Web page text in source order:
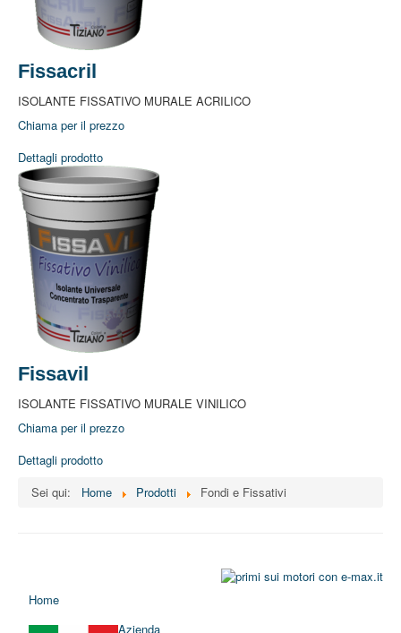
Paste Tintometriche
Attrezzatura
Ombreggiante per Serre
Punti Vendita
E-Store Privati
Condizioni di Vendita
Contatti
Area Riservata
Download
News
Fissacril
ISOLANTE FISSATIVO MURALE ACRILICO
Chiama per il prezzo
Dettagli prodotto
Fissavil
ISOLANTE FISSATIVO MURALE VINILICO
Chiama per il prezzo
Dettagli prodotto
Sei qui:
Home Prodotti Fondi e Fissativi
Home
Azienda